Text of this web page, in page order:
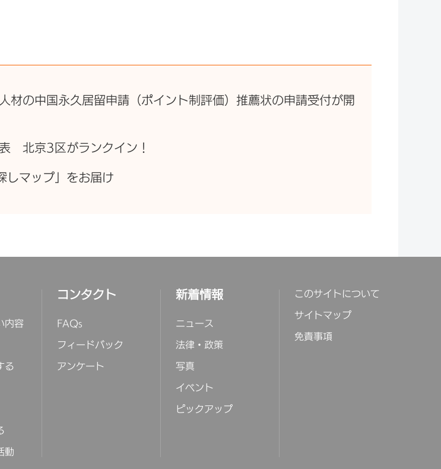
の中国永久居留申請（ポイント制評価）推薦状の申請受付が開
北京3区がランクイン！
マップ」をお届け
内容
る
動
コンタクト
FAQs
フィードバック
アンケート
新着情報
ニュース
法律・政策
写真
イベント
ピックアップ
このサイトについて
サイトマップ
免責事項